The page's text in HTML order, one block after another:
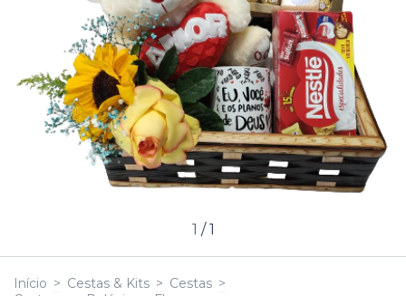
1 / 1
Início > Cestas & Kits > Cestas >